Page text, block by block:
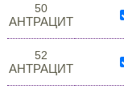
50
АНТРАЦИТ
52
АНТРАЦИТ